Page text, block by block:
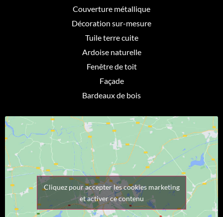
Couverture métallique
Décoration sur-mesure
Tuile terre cuite
Ardoise naturelle
Fenêtre de toit
Façade
Bardeaux de bois
Cliquez pour accepter les cookies marketing
et activer ce contenu